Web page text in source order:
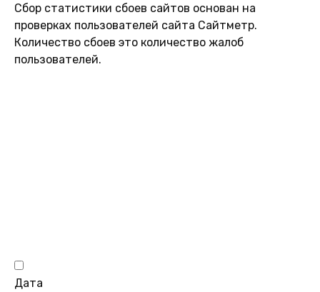
Сбор статистики сбоев сайтов основан на
проверках пользователей сайта Сайтметр.
Количество сбоев это количество жалоб
пользователей.
Дата